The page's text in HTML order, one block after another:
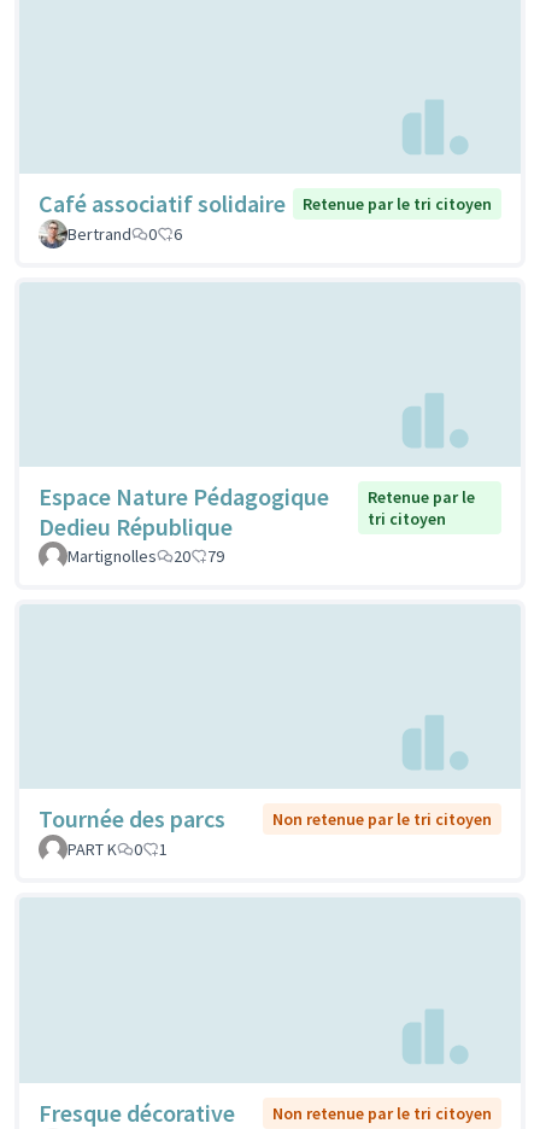
Café associatif solidaire
Retenue par le tri citoyen
Bertrand
0 6
Espace Nature Pédagogique
Dedieu République
Retenue par le
tri citoyen
Martignolles
20 79
Tournée des parcs
Non retenue par le tri citoyen
PART K
0 1
Fresque décorative
Non retenue par le tri citoyen